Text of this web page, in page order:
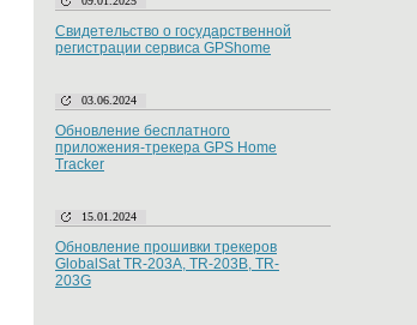
Свидетельство о государственной
регистрации сервиса GPShome
03.06.2024
Обновление бесплатного
приложения-трекера GPS Home
Tracker
15.01.2024
Обновление прошивки трекеров
GlobalSat TR-203A, TR-203B, TR-
203G